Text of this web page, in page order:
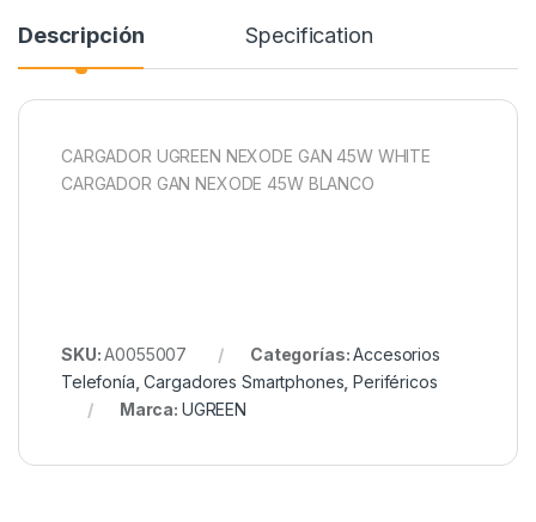
Descripción Specification
CARGADOR UGREEN NEXODE GAN 45W WHITE
CARGADOR GAN NEXODE 45W BLANCO
SKU:A0055007 Categorías:Accesorios
Telefonía ,Cargadores Smartphones ,Periféricos
Marca: UGREEN